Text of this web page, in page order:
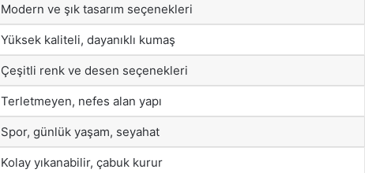
Modern ve şık tasarım seçenekleri
Yüksek kaliteli, dayanıklı kumaş
Çeşitli renk ve desen seçenekleri
Terletmeyen, nefes alan yapı
Spor, günlük yaşam, seyahat
Kolay yıkanabilir, çabuk kurur